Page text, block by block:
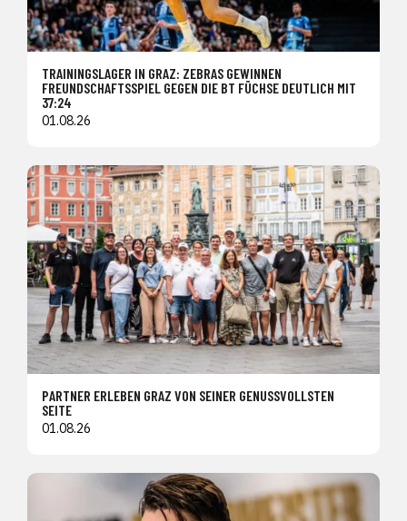
TRAININGSLAGER IN GRAZ: ZEBRAS GEWINNEN
FREUNDSCHAFTSSPIEL GEGEN DIE BT FÜCHSE DEUTLICH MIT
37:24
01.08.26
PARTNER ERLEBEN GRAZ VON SEINER GENUSSVOLLSTEN
SEITE
01.08.26